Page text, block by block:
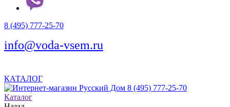
8 (495) 777-25-70
info@voda-vsem.ru
КАТАЛОГ
8 (495) 777-25-70
Каталог